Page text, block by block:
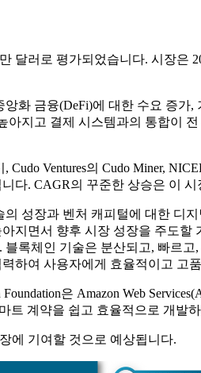
달러로 평가되었습니다. 시장은
화 금융(DeFi)에 대한 수요 증
지고 결제 시스템과의 통합이
Ventures의 Cudo Miner,
다. CAGR의 꾸준한 상승은 이
성장과 벤처 캐피털에 대한 디
지면서 향후 시장 성장을 주도
록체인 기술은 분산되고, 빠르
하여 사용자에게 효율적이고 고
은 Amazon Web
트 계약을 쉽고 효율적으로 개발
에 기여할 것으로 예상됩니다.